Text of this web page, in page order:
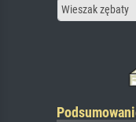
Wieszak zębaty